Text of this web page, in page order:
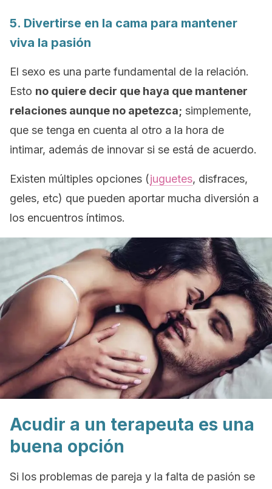
5. Divertirse en la cama para mantener
viva la pasión
El sexo es una parte fundamental de la relación.
Esto no quiere decir que haya que mantener
relaciones aunque no apetezca; simplemente,
que se tenga en cuenta al otro a la hora de
intimar, además de innovar si se está de acuerdo.
Existen múltiples opciones (juguetes, disfraces,
geles, etc) que pueden aportar mucha diversión a
los encuentros íntimos.
Acudir a un terapeuta es una
buena opción
Si los problemas de pareja y la falta de pasión se